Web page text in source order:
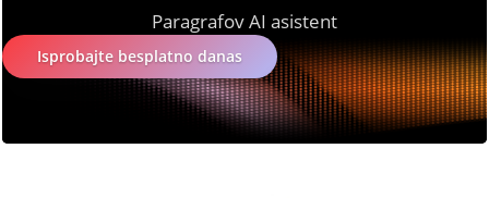
Paragrafov AI asistent
Isprobajte besplatno danas